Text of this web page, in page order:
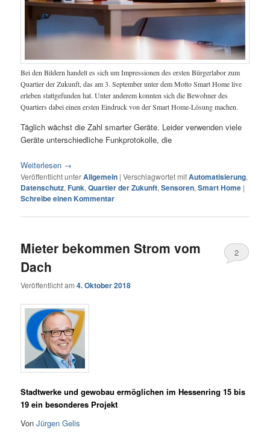
Bei den Bildern handelt es sich um Impressionen des ersten Bürgerlabor zum
Quartier der Zukunft, das am 3. September unter dem Motto Smart Home live
erleben stattgefunden hat. Unter anderem konnten sich die Bewohner des
Quartiers dabei einen ersten Eindruck von der Smart Home-Lösung machen.
Täglich wächst die Zahl smarter Geräte. Leider verwenden viele
Geräte unterschiedliche Funkprotokolle, die
Weiterlesen →
Veröffentlicht unterAllgemein |Verschlagwortet mitAutomatisierung,
Datenschutz,Funk,Quartier der Zukunft,Sensoren,Smart Home |
Schreibe einen Kommentar
Mieter bekommen Strom vom
Dach
Veröffentlicht am4. Oktober 2018
2
Stadtwerke und gewobau ermöglichen im Hessenring 15 bis
19 ein besonderes Projekt
VonJürgen Gelis